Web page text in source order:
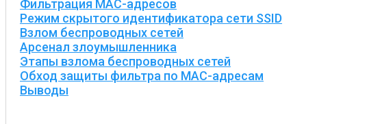
Фильтрация MAC-адресов
Режим скрытого идентификатора сети SSID
Взлом беспроводных сетей
Арсенал злоумышленника
Этапы взлома беспроводных сетей
Обход защиты фильтра по MAC-адресам
Выводы